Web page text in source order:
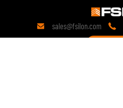
 sales@fsilon.com 